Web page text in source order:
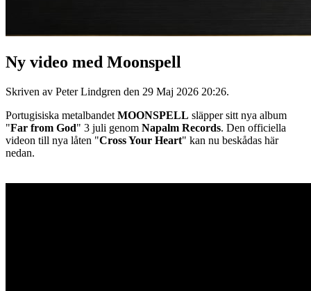
Ny video med Moonspell
Skriven av Peter Lindgren den 29 Maj 2026 20:26.
Portugisiska metalbandet MOONSPELL släpper sitt nya album
"Far from God" 3 juli genom Napalm Records. Den officiella
videon till nya låten "Cross Your Heart" kan nu beskådas här
nedan.